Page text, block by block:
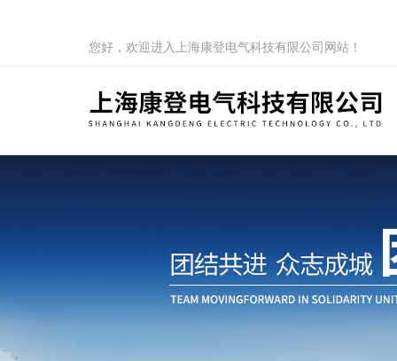
您好，欢迎进入上海康登电气科技有限公司网站！